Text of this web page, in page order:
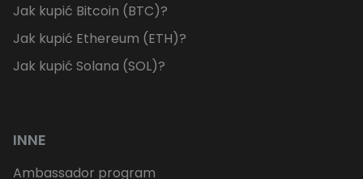
Jak kupić Bitcoin (BTC)?
Jak kupić Ethereum (ETH)?
Jak kupić Solana (SOL)?
INNE
Ambassador program